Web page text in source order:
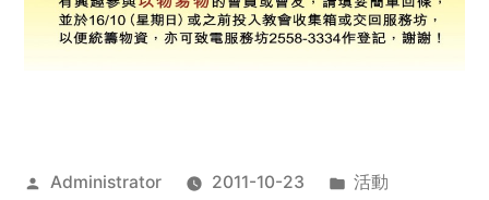
Posted
Administrator 2011-10-23
Posted
活動